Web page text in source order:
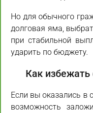
Но для обычного
долговая яма,
при стабильной
ударить по бюджету.
Как
Если вы оказались в
возможность